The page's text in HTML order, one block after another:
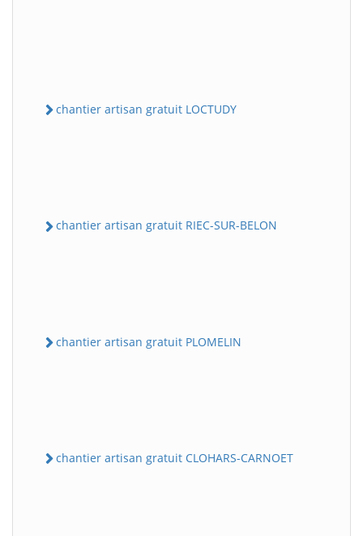
chantier artisan gratuit LOCTUDY
chantier artisan gratuit RIEC-SUR-BELON
chantier artisan gratuit PLOMELIN
chantier artisan gratuit CLOHARS-CARNOET